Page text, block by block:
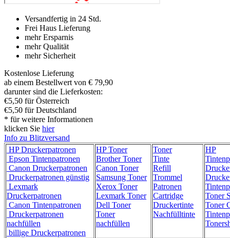
Versandfertig in 24 Std.
Frei Haus Lieferung
mehr Ersparnis
mehr Qualität
mehr Sicherheit
Kostenlose Lieferung
ab einem Bestellwert von € 79,90
darunter sind die Lieferkosten:
€5,50 für Österreich
€5,50 für Deutschland
* für weitere Informationen
klicken Sie hier
Info zu Blitzversand
HP Druckerpatronen
Epson Tintenpatronen
Canon Druckerpatronen
Druckerpatronen günstig
Lexmark
Druckerpatronen
Canon Tintenpatronen
Druckerpatronen
nachfüllen
billige Druckerpatronen
HP Toner
Brother Toner
Canon Toner
Samsung Toner
Xerox Toner
Lexmark Toner
Dell Toner
Toner
nachfüllen
Toner
Tinte
Refill
Trommel
Patronen
Cartridge
Druckertinte
Nachfülltinte
HP
Toner
Toner